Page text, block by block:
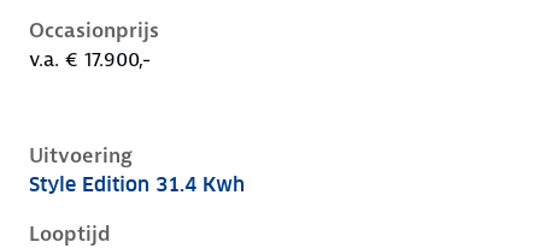
Occasionprijs
v.a. € 17.900,-
Uitvoering
Dongfeng Box i, 31.4 kwh, 70 kW, Elektrisch, 5
Style Edition 31.4 Kwh
Looptijd